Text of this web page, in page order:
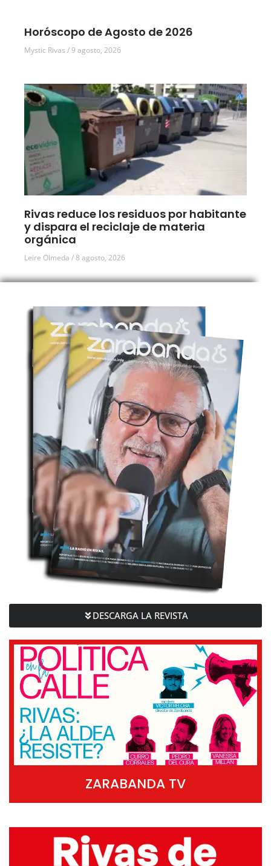
Horóscopo de Agosto de 2026
Mystic Rivas 9 agosto, 2026
Rivas reduce los residuos por habitante
y dispara el reciclaje de materia
orgánica
Leire Olmeda 8 agosto, 2026
DESCARGA LA REVISTA
ZARABANDA TV